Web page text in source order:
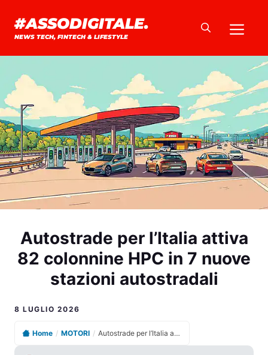
contenuto
#ASSODIGITALE.
NEWS TECH, FINTECH & LIFESTYLE
Autostrade per l’Italia attiva
82 colonnine HPC in 7 nuove
stazioni autostradali
8 LUGLIO 2026
Home / MOTORI / Autostrade per l’Italia attiva 82 colonnine HPC in 7 nuove stazioni autostradali